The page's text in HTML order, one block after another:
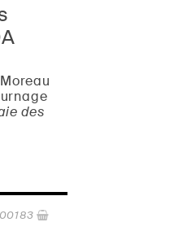
des